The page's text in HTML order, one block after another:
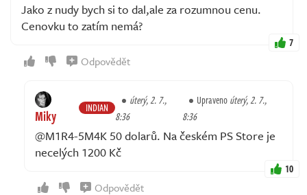
Jako z nudy bych si to dal,ale za rozumnou cenu.
Cenovku to zatím nemá?
7
Odpovědět
Miky INDIAN
úterý, 2. 7.,
8:36
Upravenoúterý, 2. 7.,
8:36
@M1R4-5M4K 50 dolarů. Na českém PS Store je
necelých 1200 Kč
10
Odpovědět